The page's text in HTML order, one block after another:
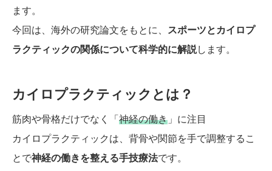
ます。
今回は、海外の研究論文をもとに、
スポーツとカイロプ
ラクティックの関係について科学的に解説します。
カイロプラクティックとは？
筋肉や骨格だけでなく「 神経の働き 」に注目
カイロプラクティックは、背骨や関節を手で調整するこ
とで神経の働きを整える手技療法です。